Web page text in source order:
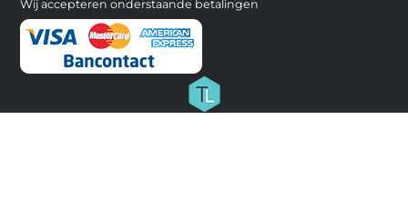
Wij accepteren onderstaande betalingen